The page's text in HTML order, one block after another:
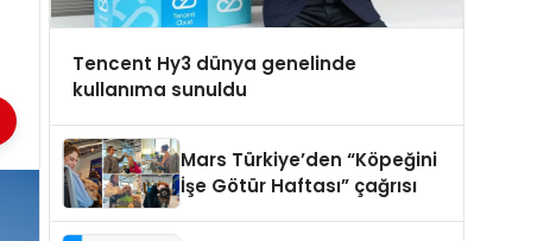
Tencent Hy3 dünya genelinde
kullanıma sunuldu
Mars Türkiye’den “Köpeğini
İşe Götür Haftası” çağrısı